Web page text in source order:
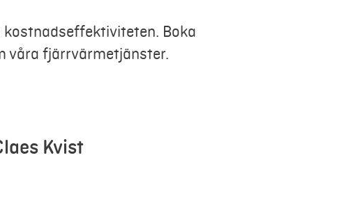
Boka
våra fjärrvärmetjänster.
Kvist